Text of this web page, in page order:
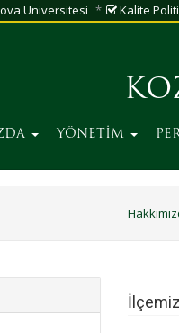
Üniversitesi Kalite
YÖNETİM